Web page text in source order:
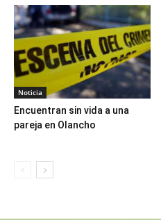
Noticia
Encuentran sin vida a una
pareja en Olancho